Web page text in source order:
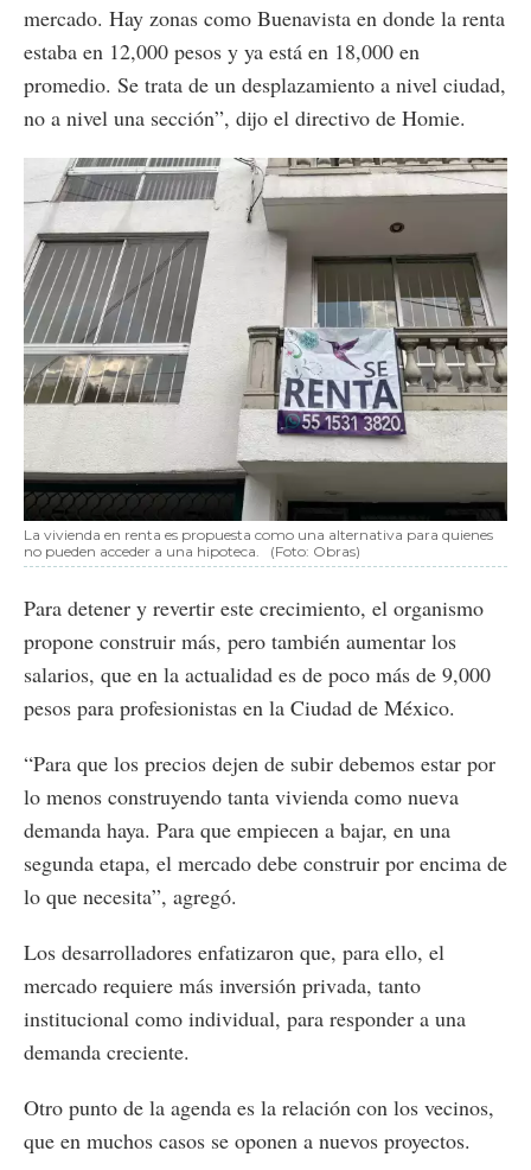
mercado. Hay zonas como Buenavista en donde la renta
estaba en 12,000 pesos y ya está en 18,000 en
promedio. Se trata de un desplazamiento a nivel ciudad,
no a nivel una sección”, dijo el directivo de Homie.
La vivienda en renta es propuesta como una alternativa para quienes
no pueden acceder a una hipoteca.
(Foto: Obras)
Para detener y revertir este crecimiento, el organismo
propone construir más, pero también aumentar los
salarios, que en la actualidad es de poco más de 9,000
pesos para profesionistas en la Ciudad de México.
“Para que los precios dejen de subir debemos estar por
lo menos construyendo tanta vivienda como nueva
demanda haya. Para que empiecen a bajar, en una
segunda etapa, el mercado debe construir por encima de
lo que necesita”, agregó.
Los desarrolladores enfatizaron que, para ello, el
mercado requiere más inversión privada, tanto
institucional como individual, para responder a una
demanda creciente.
Otro punto de la agenda es la relación con los vecinos,
que en muchos casos se oponen a nuevos proyectos.